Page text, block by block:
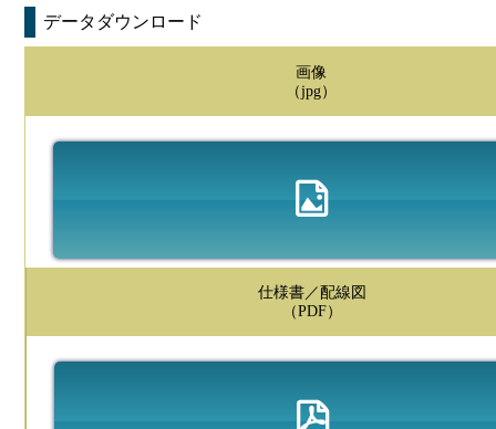
データダウンロード
画像
（jpg）
仕様書／配線図
（PDF）